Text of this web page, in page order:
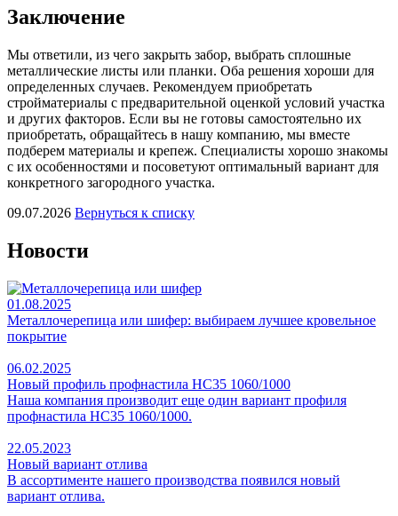
Заключение
Мы ответили, из чего закрыть забор, выбрать сплошные
металлические листы или планки. Оба решения хороши для
определенных случаев. Рекомендуем приобретать
стройматериалы с предварительной оценкой условий участка
и других факторов. Если вы не готовы самостоятельно их
приобретать, обращайтесь в нашу компанию, мы вместе
подберем материалы и крепеж. Специалисты хорошо знакомы
с их особенностями и посоветуют оптимальный вариант для
конкретного загородного участка.
09.07.2026 Вернуться к списку
Новости
01.08.2025
Металлочерепица или шифер: выбираем лучшее кровельное
покрытие
06.02.2025
Новый профиль профнастила НС35 1060/1000
Наша компания производит еще один вариант профиля
профнастила НС35 1060/1000.
22.05.2023
Новый вариант отлива
В ассортименте нашего производства появился новый
вариант отлива.